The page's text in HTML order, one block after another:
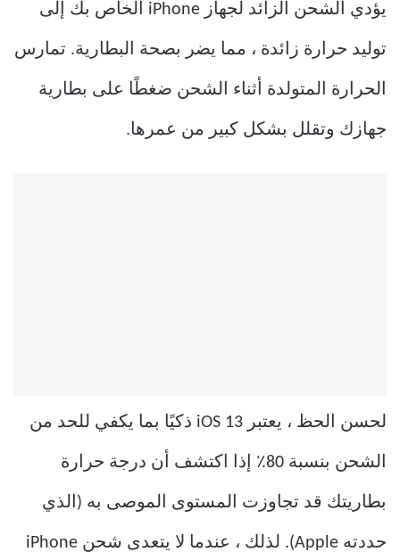
يؤدي الشحن الزائد لجهاز iPhone الخاص بك إلى
توليد حرارة زائدة ، مما يضر بصحة البطارية. تمارس
الحرارة المتولدة أثناء الشحن ضغطًا على بطارية
جهازك وتقلل بشكل كبير من عمرها.
لحسن الحظ ، يعتبر iOS 13 ذكيًا بما يكفي للحد من
الشحن بنسبة 80٪ إذا اكتشف أن درجة حرارة
بطاريتك قد تجاوزت المستوى الموصى به (الذي
حددته Apple). لذلك ، عندما لا يتعدى شحن iPhone